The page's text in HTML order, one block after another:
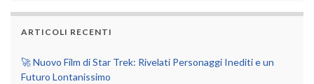
ARTICOLI RECENTI
🚀 Nuovo Film di Star Trek: Rivelati Personaggi Inediti e un
Futuro Lontanissimo